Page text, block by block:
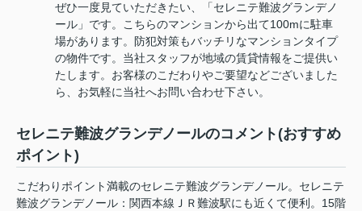
ぜひ一度見ていただきたい、「セレニテ難波グランデノ
ール」です。こちらのマンションから出て100mに駐車
場があります。防犯対策もバッチリなマンションタイプ
の物件です。当社スタッフが地域の賃貸情報をご提供い
たします。お客様のこだわりやご要望などございました
ら、お気軽に当社へお問い合わせ下さい。
セレニテ難波グランデノールのコメント(おすすめ
ポイント)
こだわりポイント満載のセレニテ難波グランデノール。セレニテ
難波グランデノール：関西本線ＪＲ難波駅にも近くて便利。15階